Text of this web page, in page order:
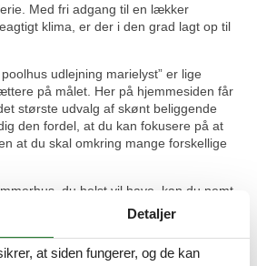
Med fri adgang til en lækker
klima, er der i den grad lagt op til
udlejning marielyst” er lige
på målet. Her på hjemmesiden får
største udvalg af skønt beliggende
den fordel, at du kan fokusere på at
at du skal omkring mange forskellige
du helst vil have, kan du nemt
over nettet. Det tager kun et kort
kun tilbage at glæde sig, til ferien starter.
at hele familien i den grad vil nyde at
Detaljer
at siden fungerer, og de kan